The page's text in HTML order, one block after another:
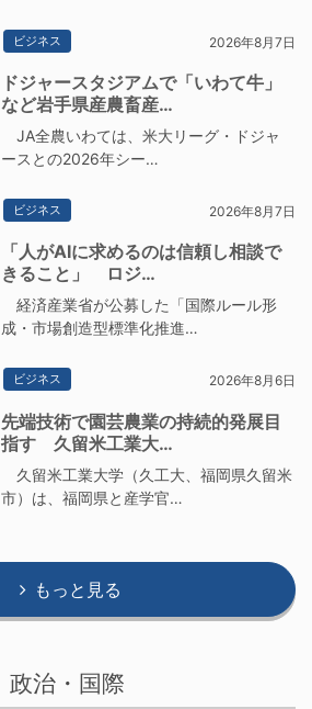
ビジネス 2026年8月7日
ドジャースタジアムで「いわて牛」
など岩手県産農畜産…
JA全農いわては、米大リーグ・ドジャ
ースとの2026年シー…
ビジネス 2026年8月7日
「人がAIに求めるのは信頼し相談で
きること」 ロジ…
経済産業省が公募した「国際ルール形
成・市場創造型標準化推進…
ビジネス 2026年8月6日
先端技術で園芸農業の持続的発展目
指す 久留米工業大…
久留米工業大学（久工大、福岡県久留米
市）は、福岡県と産学官…
もっと見る
政治・国際